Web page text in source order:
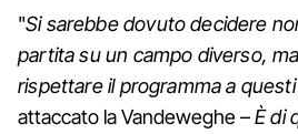
"Si sarebbe dovuto decidere
partita su un campo diverso,
rispettare il programma a
attaccato la Vandeweghe –È di